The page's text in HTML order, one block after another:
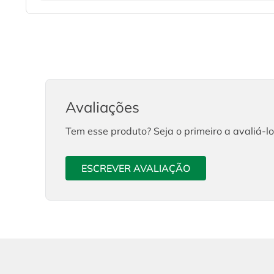
Avaliações
Tem esse produto? Seja o primeiro a avaliá-
ESCREVER AVALIAÇÃO